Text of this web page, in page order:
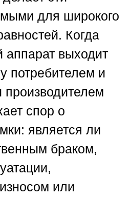
для широкого
Когда
аппарат выходит
потребителем и
спор о
является ли
браком,
или